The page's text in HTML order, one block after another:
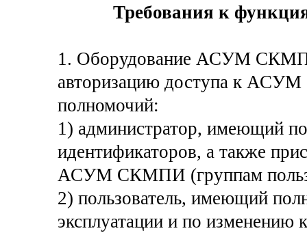
Требования к
1. Оборудование АСУМ
авторизацию доступа к
полномочий:
1) администратор, имеющий
идентификаторов, а также
АСУМ СКМПИ (группам
2) пользователь, имеющий
эксплуатации и по